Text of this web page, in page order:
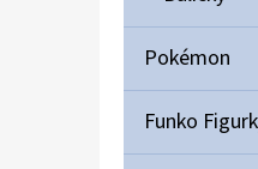
Pokémon
Funko